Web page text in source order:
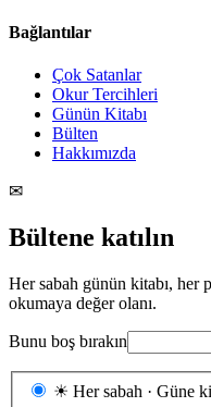
Bağlantılar
Çok Satanlar
Okur Tercihleri
Günün Kitabı
Bülten
Hakkımızda
✉
Bültene katılın
Her sabah günün kitabı, her
okumaya değer olanı.
Bunu boş bırakın
Gönderim
☀ Her sabah · Güne